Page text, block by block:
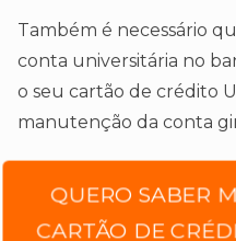
Também é necessário
conta universitária no
o seu cartão de crédito
manutenção da conta
QUERO SABER
CARTÃO DE